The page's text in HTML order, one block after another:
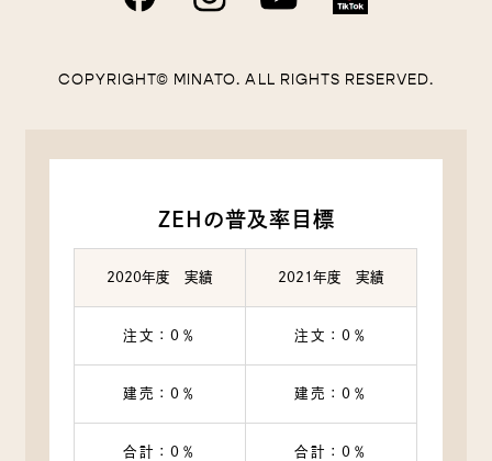
COPYRIGHT© MINATO. ALL RIGHTS RESERVED.
ZEHの普及率目標
2020年度 実績 2021年度 実績
注文：0％ 注文：0％
建売：0％ 建売：0％
合計：0％ 合計：0％